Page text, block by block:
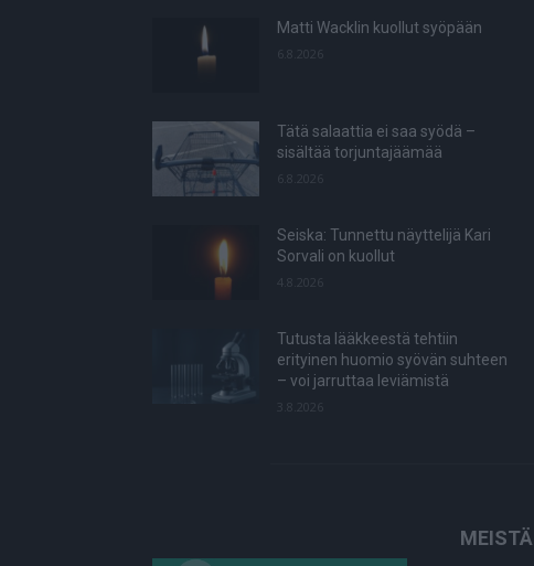
Matti Wacklin kuollut syöpään
6.8.2026
Tätä salaattia ei saa syödä –
sisältää torjuntajäämää
6.8.2026
Seiska: Tunnettu näyttelijä Kari
Sorvali on kuollut
4.8.2026
Tutusta lääkkeestä tehtiin
erityinen huomio syövän suhteen
– voi jarruttaa leviämistä
3.8.2026
MEISTÄ